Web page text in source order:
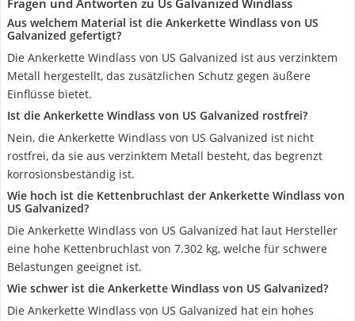
Fragen und Antworten zu Us Galvanized Windlass
Aus welchem Material ist die Ankerkette Windlass von US
Galvanized gefertigt?
Die Ankerkette Windlass von US Galvanized ist aus verzinktem
Metall hergestellt, das zusätzlichen Schutz gegen äußere
Einflüsse bietet.
Ist die Ankerkette Windlass von US Galvanized rostfrei?
Nein, die Ankerkette Windlass von US Galvanized ist nicht
rostfrei, da sie aus verzinktem Metall besteht, das begrenzt
korrosionsbeständig ist.
Wie hoch ist die Kettenbruchlast der Ankerkette Windlass von
US Galvanized?
Die Ankerkette Windlass von US Galvanized hat laut Hersteller
eine hohe Kettenbruchlast von 7.302 kg, welche für schwere
Belastungen geeignet ist.
Wie schwer ist die Ankerkette Windlass von US Galvanized?
Die Ankerkette Windlass von US Galvanized hat ein hohes